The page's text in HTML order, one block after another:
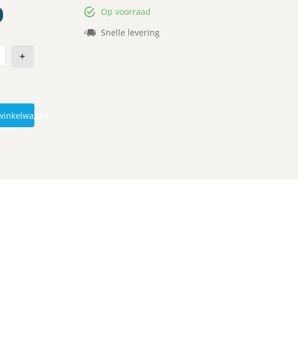
+
Op voorraad
Snelle levering